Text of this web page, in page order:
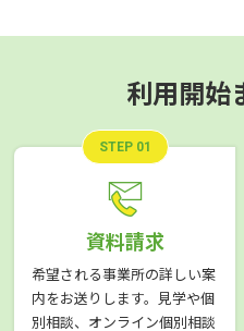
利用開始
STEP 01
資料請求
希望される事業所の詳しい案
内をお送りします。見学や個
別相談、オンライン個別相談